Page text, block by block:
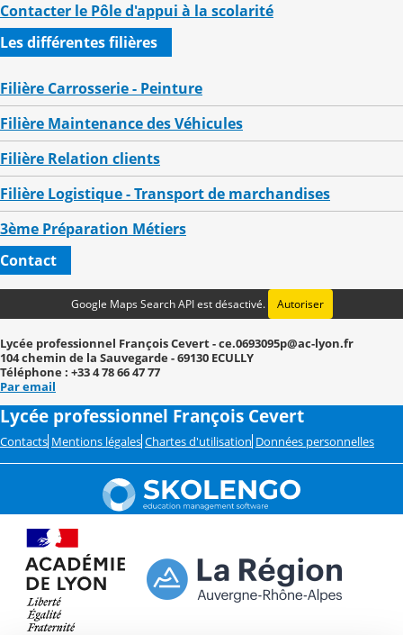
Contacter le Pôle d'appui à la scolarité
Les différentes filières
Filière Carrosserie - Peinture
Filière Maintenance des Véhicules
Filière Relation clients
Filière Logistique - Transport de marchandises
3ème Préparation Métiers
Contact
Google Maps Search API est désactivé. Autoriser
Lycée professionnel François Cevert - ce.0693095p@ac-lyon.fr
104 chemin de la Sauvegarde - 69130 ECULLY
Téléphone : +33 4 78 66 47 77
Par email
Lycée professionnel François Cevert
Contacts Mentions légales Chartes d'utilisation Données personnelles